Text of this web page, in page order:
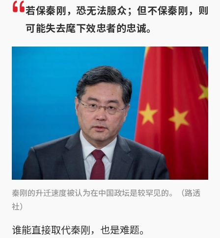
若保秦刚，恐无法服众；但不保秦刚，则
可能失去麾下效忠者的忠诚。
秦刚的升迁速度被认为在中国政坛是较罕见的。（路透
社）
谁能直接取代秦刚，也是难题。